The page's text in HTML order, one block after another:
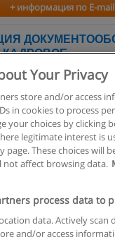
+ информация по E-mail
+ информация по E-mail
Правила пользования
Your Privacy
store and/or access
in cookies to process
your choices by clicking
legitimate interest is
page. These choices will
not affect browsing data.
process data to
data. Actively scan
and/or access